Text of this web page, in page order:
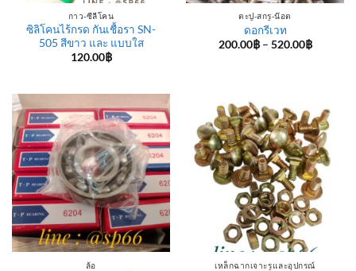
กาว-ซีลีโคน
ซิลิโคนไร้กรด กันเชื้อรา SN-
505 สีขาว และ แบบใส
120.00฿
ตะปู-สกรู-น๊อต
ดอกรีเวท
200.00฿ – 520.00฿Price
ล้อ เหล็กฉากเจาะรูและอุปกรณ์